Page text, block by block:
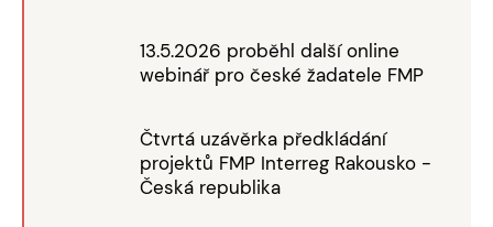
13.5.2026 proběhl další online
webinář pro české žadatele FMP
Čtvrtá uzávěrka předkládání
projektů FMP Interreg Rakousko -
Česká republika